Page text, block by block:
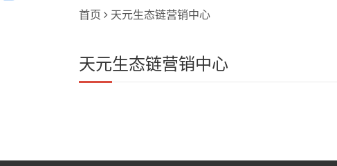
首页 天元生态链营销中心
天元生态链营销中心